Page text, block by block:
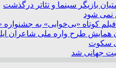
بازیگر سینما و تئاتر درگذشت
شود
فیلم کوتاه «بی‌خوابی» به
همایش طرح واره ملی شاعران
سکوت
جهانی شد